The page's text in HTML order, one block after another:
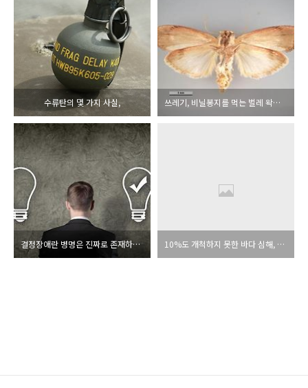
수류탄의 몇 가지 사실, 쓰레기, 비닐봉지를 먹는 벌레 왁스웜
결정장애란 병명은 진짜로 존재하는 것일까? 10%도 개척하지 못한 바다 심해, 인간의 심해 개척 노력 발전사